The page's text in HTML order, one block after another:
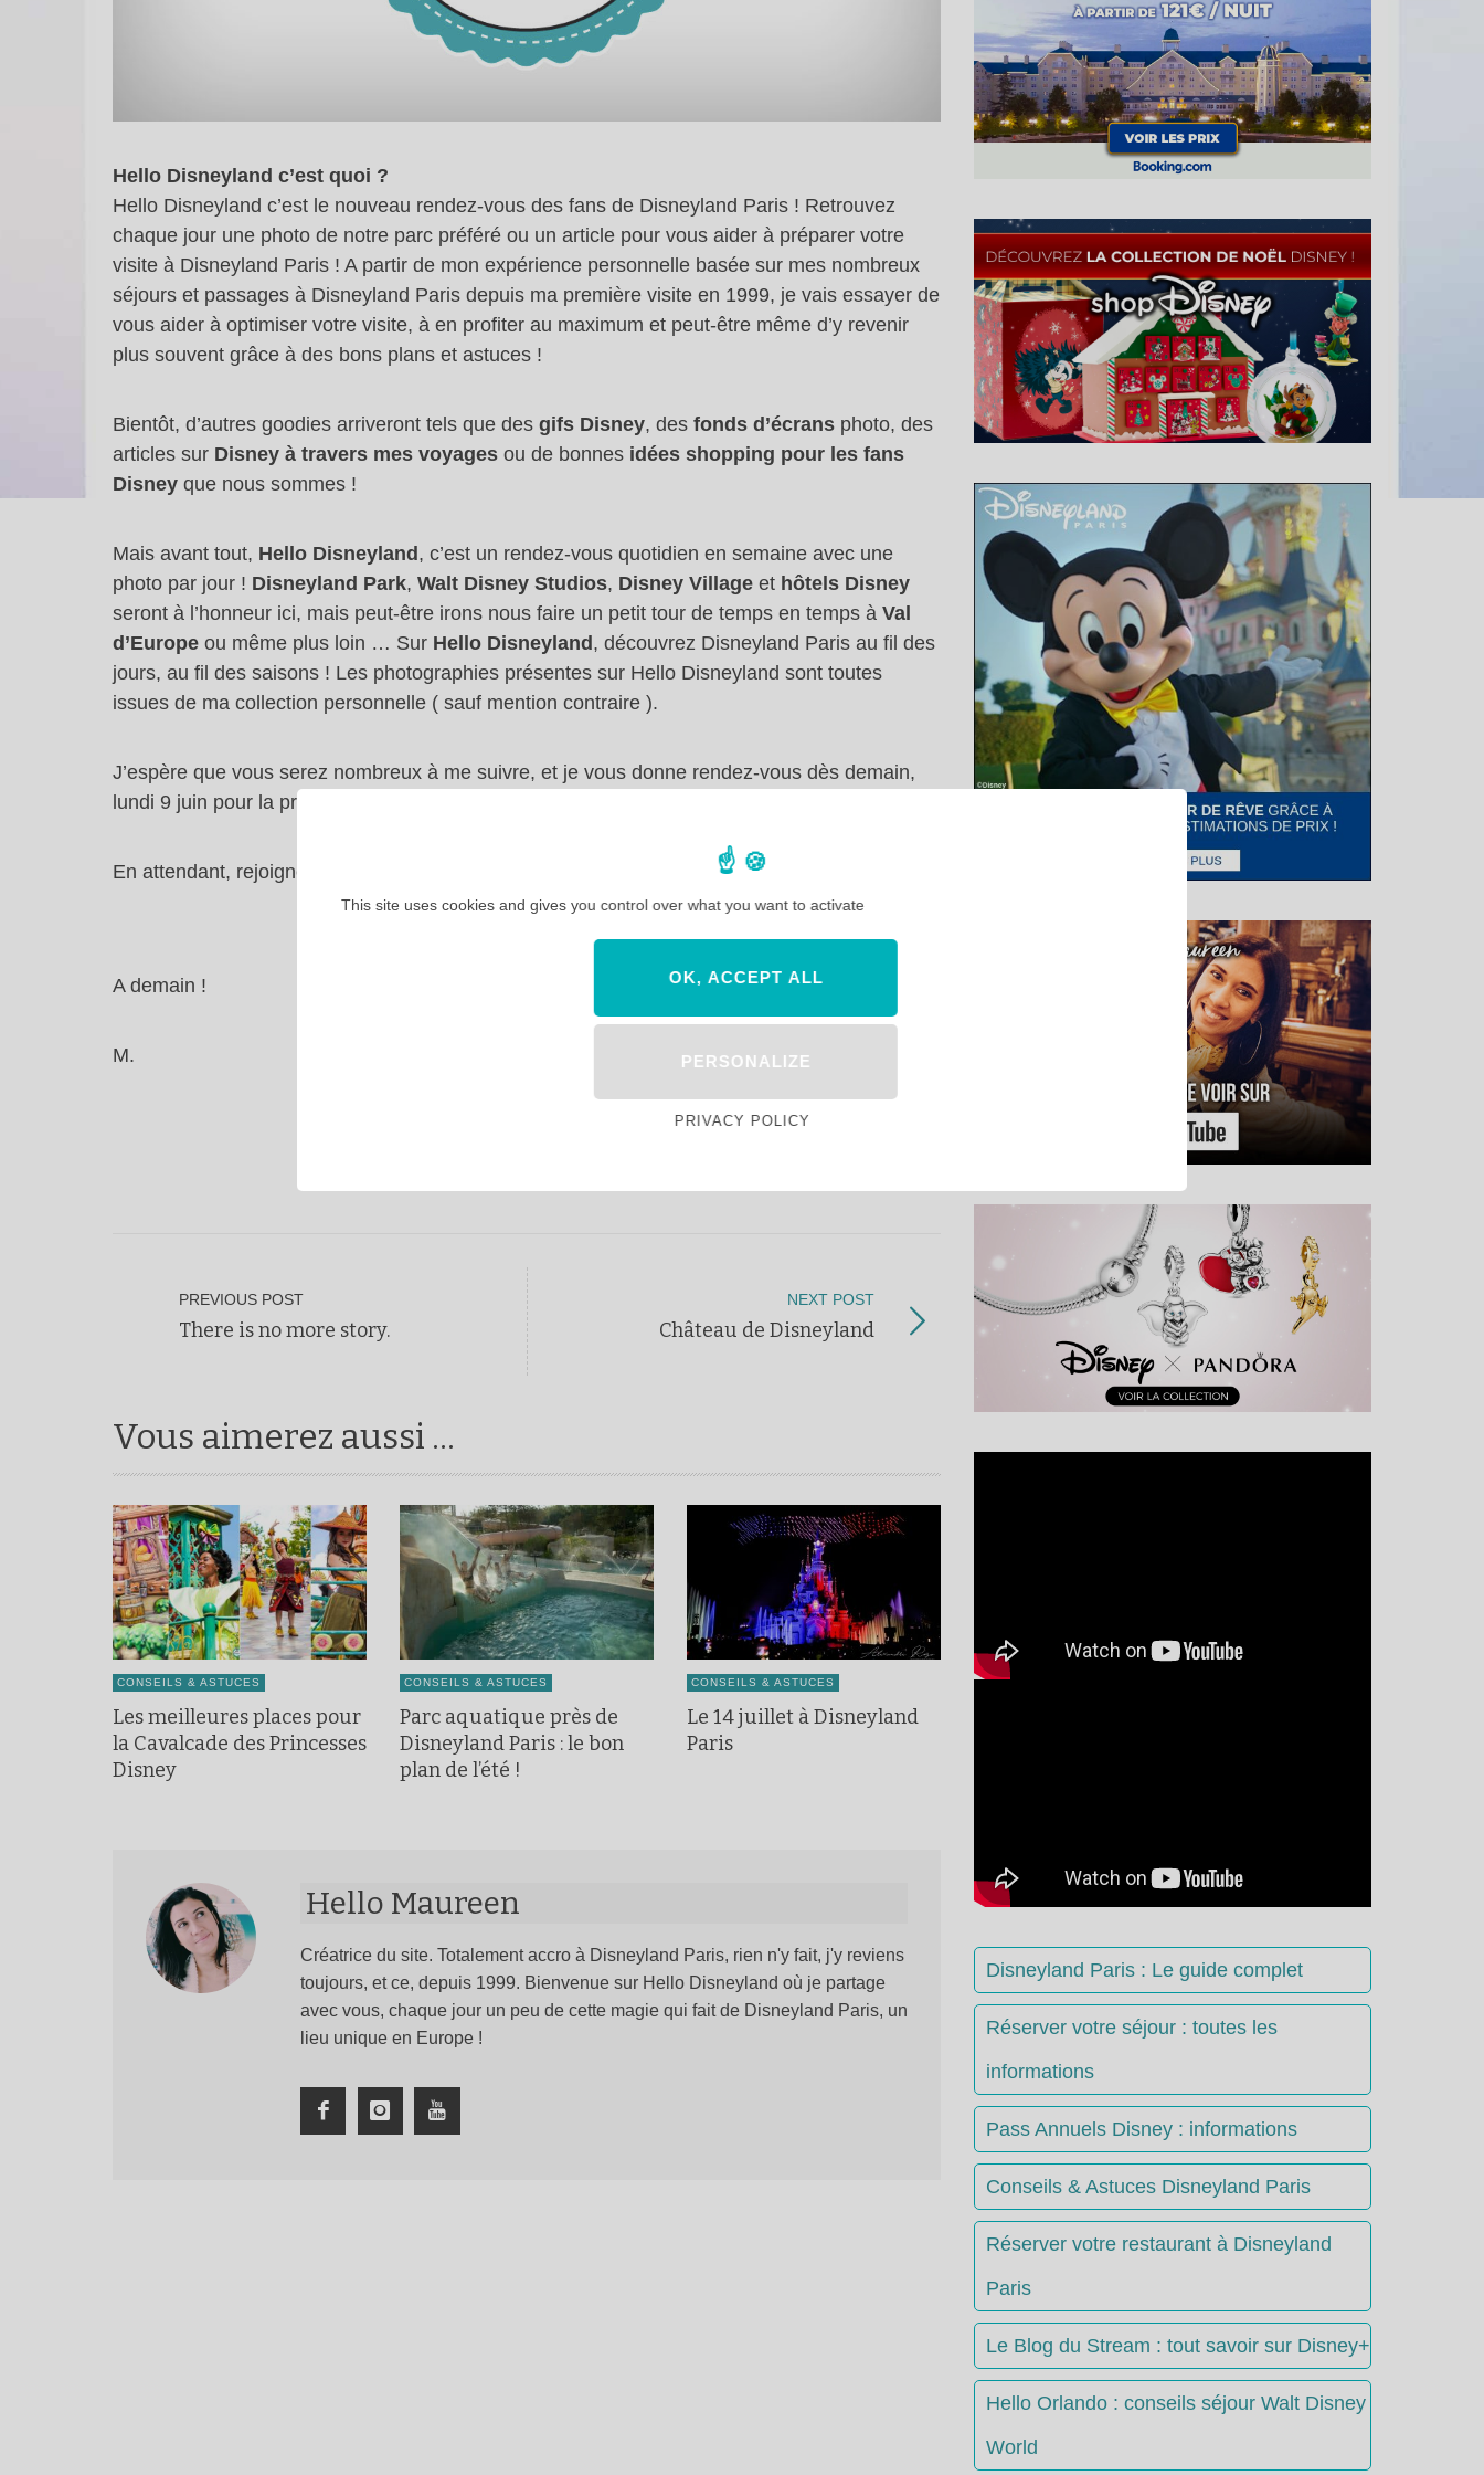
Hello Disneyland c’est quoi ?
Hello Disneyland c’est le nouveau rendez-vous des fans de Disneyland Paris ! Retrouvez
chaque jour une photo de notre parc préféré ou un article pour vous aider à préparer votre
visite à Disneyland Paris ! A partir de mon expérience personnelle basée sur mes nombreux
séjours et passages à Disneyland Paris depuis ma première visite en 1999, je vais essayer de
vous aider à optimiser votre visite, à en profiter au maximum et peut-être même d’y revenir
plus souvent grâce à des bons plans et astuces !
Bientôt, d’autres goodies arriveront tels que des gifs Disney, des fonds d’écrans photo, des
articles sur Disney à travers mes voyages ou de bonnes idées shopping pour les fans
Disney que nous sommes !
Mais avant tout, Hello Disneyland , c’est un rendez-vous quotidien en semaine avec une
photo par jour ! Disneyland Park, Walt Disney Studios, Disney Village et hôtels Disney
seront à l’honneur ici, mais peut-être irons nous faire un petit tour de temps en temps à Val
d’Europe ou même plus loin … Sur Hello Disneyland , découvrez Disneyland Paris au fil des
jours, au fil des saisons ! Les photographies présentes sur Hello Disneyland sont toutes
issues de ma collection personnelle ( sauf mention contraire ).
J’espère que vous serez nombreux à me suivre, et je vous donne rendez-vous dès demain,
lundi 9 juin pour la première publication de
En attendant, rejoignez-moi sur les réseaux sociaux :
A demain !
M.
PREVIOUS POST
There is no more story.
NEXT POST
Château de Disneyland
Vous aimerez aussi ...
CONSEILS & ASTUCES
Les meilleures places pour
la Cavalcade des Princesses
Disney
CONSEILS & ASTUCES
Parc aquatique près de
Disneyland Paris : le bon
plan de l’été !
CONSEILS & ASTUCES
Le 14 juillet à Disneyland
Paris
Hello Maureen
Créatrice du site. Totalement accro à Disneyland Paris, rien n'y fait, j'y reviens
toujours, et ce, depuis 1999. Bienvenue sur Hello Disneyland où je partage
avec vous, chaque jour un peu de cette magie qui fait de Disneyland Paris, un
lieu unique en Europe !
Disneyland Paris : Le guide complet
Réserver votre séjour : toutes les
informations
Pass Annuels Disney : informations
Conseils & Astuces Disneyland Paris
Réserver votre restaurant à Disneyland
Paris
Le Blog du Stream : tout savoir sur Disney+
Hello Orlando : conseils séjour Walt Disney
World
This site uses cookies and gives you control over what you want to activate
OK, ACCEPT ALL
PERSONALIZE
PRIVACY POLICY